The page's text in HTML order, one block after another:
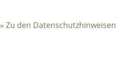
» Zu den Datenschutzhinweisen